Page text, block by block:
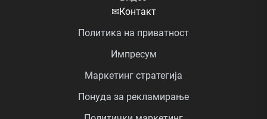
✉Контакт
Политика на приватност
Импресум
Маркетинг стратегија
Понуда за рекламирање